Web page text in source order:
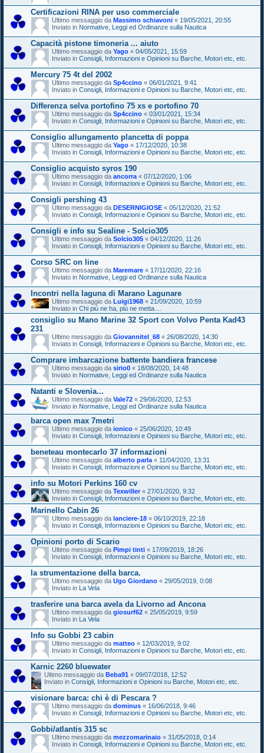
Certificazioni RINA per uso commerciale
Ultimo messaggio da Massimo schiavoni « 19/05/2021, 20:55
Inviato in Normative, Leggi ed Ordinanze sulla Nautica
Capacità pistone timoneria ... aiuto
Ultimo messaggio da Yago « 04/05/2021, 15:59
Inviato in Consigli, Informazioni e Opinioni su Barche, Motori etc, etc.
Mercury 75 4t del 2002
Ultimo messaggio da Sp4ccino « 06/01/2021, 9:41
Inviato in Consigli, Informazioni e Opinioni su Barche, Motori etc, etc.
Differenza selva portofino 75 xs e portofino 70
Ultimo messaggio da Sp4ccino « 03/01/2021, 15:34
Inviato in Consigli, Informazioni e Opinioni su Barche, Motori etc, etc.
Consiglio allungamento plancetta di poppa
Ultimo messaggio da Yago « 17/12/2020, 10:38
Inviato in Consigli, Informazioni e Opinioni su Barche, Motori etc, etc.
Consiglio acquisto syros 190
Ultimo messaggio da ancorra « 07/12/2020, 1:06
Inviato in Consigli, Informazioni e Opinioni su Barche, Motori etc, etc.
Consigli pershing 43
Ultimo messaggio da DESERNIGIOSE « 05/12/2020, 21:52
Inviato in Consigli, Informazioni e Opinioni su Barche, Motori etc, etc.
Consigli e info su Sealine - Solcio305
Ultimo messaggio da Solcio305 « 04/12/2020, 11:26
Inviato in Consigli, Informazioni e Opinioni su Barche, Motori etc, etc.
Corso SRC on line
Ultimo messaggio da Maremare « 17/11/2020, 22:16
Inviato in Normative, Leggi ed Ordinanze sulla Nautica
Incontri nella laguna di Marano Lagunare
Ultimo messaggio da Luigi1968 « 21/09/2020, 10:59
Inviato in Chi più ne ha, più ne metta....
consiglio su Mano Marine 32 Sport con Volvo Penta Kad43
231
Ultimo messaggio da Giovannitel_68 « 26/08/2020, 14:30
Inviato in Consigli, Informazioni e Opinioni su Barche, Motori etc, etc.
Comprare imbarcazione battente bandiera francese
Ultimo messaggio da sirio0 « 18/08/2020, 14:48
Inviato in Normative, Leggi ed Ordinanze sulla Nautica
Natanti e Slovenia...
Ultimo messaggio da Vale72 « 29/06/2020, 12:53
Inviato in Normative, Leggi ed Ordinanze sulla Nautica
barca open max 7metri
Ultimo messaggio da ionico « 25/06/2020, 10:49
Inviato in Consigli, Informazioni e Opinioni su Barche, Motori etc, etc.
beneteau montecarlo 37 informazioni
Ultimo messaggio da alberto parla « 11/04/2020, 13:31
Inviato in Consigli, Informazioni e Opinioni su Barche, Motori etc, etc.
info su Motori Perkins 160 cv
Ultimo messaggio da Texwiller« 27/01/2020, 9:32
Inviato in Consigli, Informazioni e Opinioni su Barche, Motori etc, etc.
Marinello Cabin 26
Ultimo messaggio da lanciere-18 « 06/10/2019, 22:18
Inviato in Consigli, Informazioni e Opinioni su Barche, Motori etc, etc.
Opinioni porto di Scario
Ultimo messaggio da Pimpi tinti « 17/09/2019, 18:26
Inviato in Consigli, Informazioni e Opinioni su Barche, Motori etc, etc.
la strumentazione della barca.
Ultimo messaggio da Ugo Giordano « 29/05/2019, 0:08
Inviato in La Vela
trasferire una barca avela da Livorno ad Ancona
Ultimo messaggio da giosurf62 « 25/05/2019, 9:59
Inviato in La Vela
Info su Gobbi 23 cabin
Ultimo messaggio da matteo « 12/03/2019, 9:02
Inviato in Consigli, Informazioni e Opinioni su Barche, Motori etc, etc.
Karnic 2260 bluewater
Ultimo messaggio da Beba91 « 09/07/2018, 12:52
Inviato in Consigli, Informazioni e Opinioni su Barche, Motori etc, etc.
visionare barca: chi è di Pescara ?
Ultimo messaggio da dominus « 16/06/2018, 9:46
Inviato in Consigli, Informazioni e Opinioni su Barche, Motori etc, etc.
Gobbi/atlantis 315 sc
Ultimo messaggio da mezzomarinaio « 31/05/2018, 0:14
Inviato in Consigli, Informazioni e Opinioni su Barche, Motori etc, etc.